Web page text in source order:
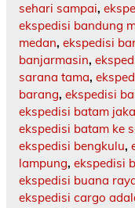
sehari sampai,
ekspedisi bandung
medan, ekspedisi
banjarmasin,
sarana tama,
barang, ekspedisi
ekspedisi batam
ekspedisi batam ke
ekspedisi bengkulu,
lampung, ekspedisi
ekspedisi buana
ekspedisi cargo